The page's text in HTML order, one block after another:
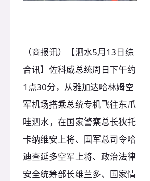
（商报讯）【泗水5月13日综
合讯】佐科威总统周日下午约
1点30分，从雅加达哈林姆空
军机场搭乘总统专机飞往东爪
哇泗水，在国家警察总长狄托
卡纳维安上将、国军总司令哈
迪查延多空军上将、政治法律
安全统筹部长维兰多、国家情